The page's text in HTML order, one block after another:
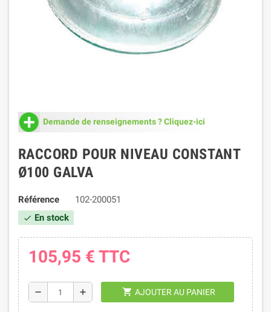
Demande de renseignements ? Cliquez-ici
RACCORD POUR NIVEAU CONSTANT
Ø100 GALVA
Référence 102-200051
check En stock
105,95 € TTC
remove add shopping_cart AJOUTER AU PANIER